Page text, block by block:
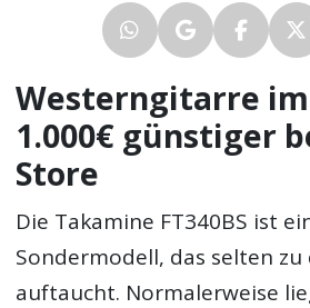
Westerngitarre
1.000€ günstiger
Store
Die Takamine FT340BS ist
Sondermodell, das selten zu
auftaucht. Normalerweise